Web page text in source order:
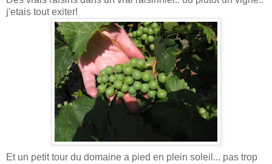
j'etais tout exiter!
Et un petit tour du domaine a pied en plein soleil... pas trop